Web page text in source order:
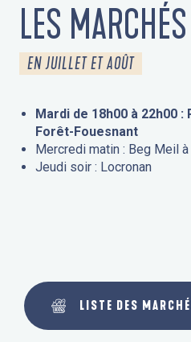
LES
EN JUILLET ET AOÛT
Mardi de 18h00 à 22h00
Forêt-Fouesnant
Mercredi matin : Beg Meil
Jeudi soir : Locronan
LISTE DES